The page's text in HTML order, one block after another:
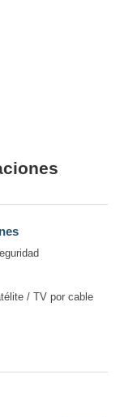
/ TV por cable